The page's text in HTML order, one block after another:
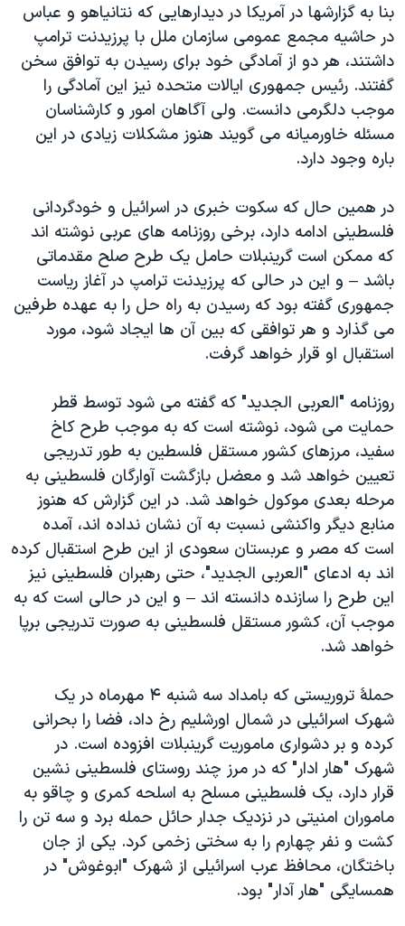
بنا به گزارشها در آمريكا در دیدارهایی که نتانیاهو و عباس
در حاشیه مجمع عمومی سازمان ملل با پرزیدنت ترامپ
داشتند، هر دو از آمادگی خود برای رسیدن به توافق سخن
گفتند. رئیس جمهوری ایالات متحده نیز این آمادگی را
موجب دلگرمی دانست. ولی آگاهان امور و کارشناسان
مسئله خاورمیانه می گویند هنوز مشکلات زیادی در این
باره وجود دارد.
در همین حال که سکوت خبری در اسرائیل و خودگردانی
فلسطینی ادامه دارد، برخی روزنامه های عربی نوشته اند
که ممکن است گرینبلات حامل یک طرح صلح مقدماتی
باشد – و این در حالی که پرزیدنت ترامپ در آغاز ریاست
جمهوری گفته بود که رسیدن به راه حل را به عهده طرفین
می گذارد و هر توافقی که بین آن ها ایجاد شود، مورد
استقبال او قرار خواهد گرفت.
روزنامه "العربی الجدید" که گفته می شود توسط قطر
حمایت می شود، نوشته است که به موجب طرح کاخ
سفید، مرزهای کشور مستقل فلسطین به طور تدریجی
تعیین خواهد شد و معضل بازگشت آوارگان فلسطینی به
مرحله بعدی موکول خواهد شد. در این گزارش که هنوز
منابع دیگر واکنشی نسبت به آن نشان نداده اند، آمده
است که مصر و عربستان سعودی از این طرح استقبال کرده
اند به ادعای "العربی الجدید"، حتی رهبران فلسطینی نیز
این طرح را سازنده دانسته اند – و این در حالی است که به
موجب آن، کشور مستقل فلسطینی به صورت تدریجی برپا
خواهد شد.
حملۀ تروریستی که بامداد سه شنبه ۴ مهرماه در یک
شهرک اسرائیلی در شمال اورشلیم رخ داد، فضا را بحرانی
کرده و بر دشواری ماموریت گرینبلات افزوده است. در
شهرک "هار ادار" که در مرز چند روستای فلسطینی نشین
قرار دارد، یک فلسطینی مسلح به اسلحه کمری و چاقو به
ماموران امنیتی در نزدیک جدار حائل حمله برد و سه تن را
کشت و نفر چهارم را به سختی زخمی کرد. یکی از جان
باختگان، محافظ عرب اسرائیلی از شهرک "ابوغوش" در
همسایگی "هار آدار" بود.